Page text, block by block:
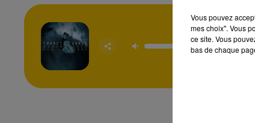
La
Vous pouvez
mes choix". Vous
ce site. Vous
bas de chaque